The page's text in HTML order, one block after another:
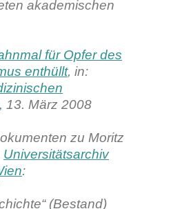
akademischen
für Opfer des
enthüllt, in:
, 13. März 2008
zu Moritz
Universitätsarchiv
:
(Bestand)